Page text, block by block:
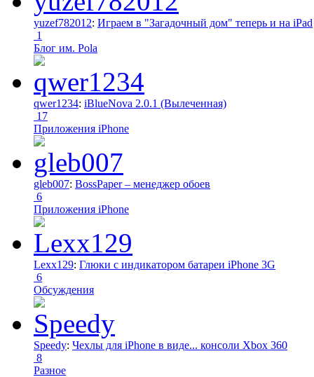
yuzef782012: Играем в "Загадочный дом" теперь и на iPad
1
Блог им. Pola
qwer1234: iBlueNova 2.0.1 (Вылеченная)
17
Приложения iPhone
gleb007: BossPaper – менеджер обоев
6
Приложения iPhone
Lexx129: Глюки с индикатором батареи iPhone 3G
6
Обсуждения
Speedy: Чехлы для iPhone в виде... консоли Xbox 360
8
Разное